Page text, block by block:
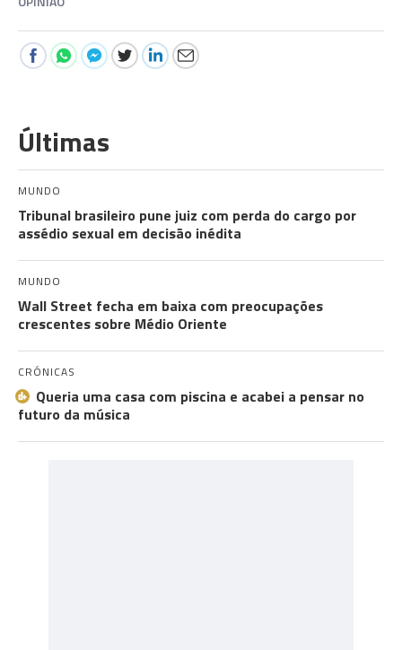
Últimas
MUNDO
Tribunal brasileiro pune juiz com perda do cargo por
assédio sexual em decisão inédita
MUNDO
Wall Street fecha em baixa com preocupações
crescentes sobre Médio Oriente
CRÓNICAS
Queria uma casa com piscina e acabei a pensar no
futuro da música